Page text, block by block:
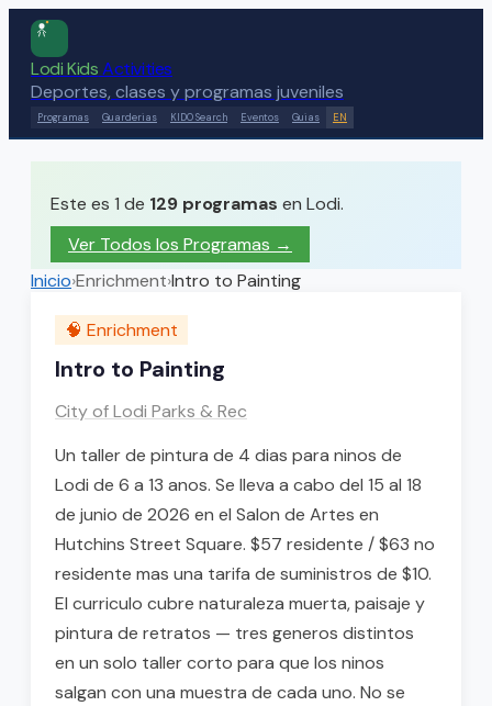
Lodi KidsActivities
Deportes, clases y programas juveniles
Programas Guarderias KIDO Search Eventos Guias EN
Este es 1 de 129 programas en Lodi.
Ver Todos los Programas →
Inicio›Enrichment›Intro to Painting
🧠 Enrichment
Intro to Painting
City of Lodi Parks & Rec
Un taller de pintura de 4 dias para ninos de
Lodi de 6 a 13 anos. Se lleva a cabo del 15 al 18
de junio de 2026 en el Salon de Artes en
Hutchins Street Square. $57 residente / $63 no
residente mas una tarifa de suministros de $10.
El curriculo cubre naturaleza muerta, paisaje y
pintura de retratos — tres generos distintos
en un solo taller corto para que los ninos
salgan con una muestra de cada uno. No se